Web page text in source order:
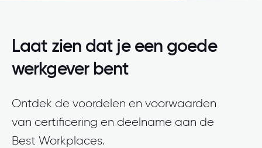
Laat zien dat je een goede
werkgever bent
Ontdek de voordelen en voorwaarden
van certificering en deelname aan de
Best Workplaces.